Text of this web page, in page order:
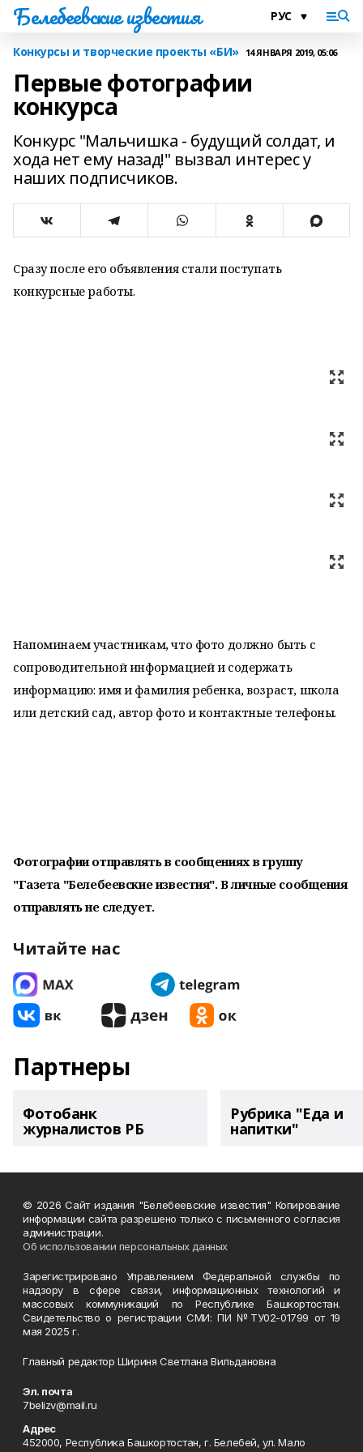
Белебеевские известия
Конкурсы и творческие проекты «БИ» 14 ЯНВАРЯ 2019, 05:06
Первые фотографии
конкурса
Конкурс "Мальчишка - будущий солдат, и
хода нет ему назад!" вызвал интерес у
наших подписчиков.
Сразу после его объявления стали поступать
конкурсные работы.
Напоминаем участникам, что фото должно быть с
сопроводительной информацией и содержать
информацию: имя и фамилия ребенка, возраст, школа
или детский сад, автор фото и контактные телефоны.
Фотографии отправлять в сообщениях в группу
"Газета "Белебеевские известия". В личные сообщения
отправлять не следует.
Читайте нас
Партнеры
Фотобанк
журналистов РБ
Рубрика "Еда и
напитки"
© 2026 Сайт издания "Белебеевские известия" Копирование
информации сайта разрешено только с письменного согласия
администрации.
Об использовании персональных данных
Зарегистрировано Управлением Федеральной службы по
надзору в сфере связи, информационных технологий и
массовых коммуникаций по Республике Башкортостан.
Свидетельство о регистрации СМИ: ПИ №ТУ02-01799 от 19
мая 2025 г.
Главный редактор Шириня Светлана Вильдановна
Эл. почта
7belizv@mail.ru
Адрес
452000, Республика Башкортостан, г. Белебей, ул. Мало